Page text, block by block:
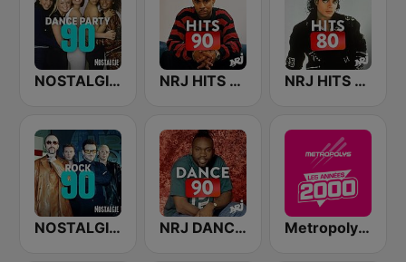
NOSTALGIE DANCE PARTY 90 NRJ HITS 90 NRJ HITS 80'
NOSTALGIE ROCK 90 NRJ DANCE 90 Metropolys 2000